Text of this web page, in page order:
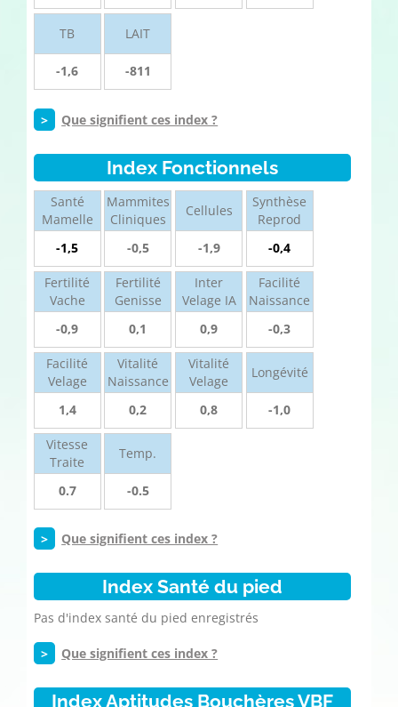
TB
-1,6
LAIT
-811
> Que signifient ces index ?
Index Fonctionnels
Santé
Mamelle
-1,5
Mammites
Cliniques
-0,5
Cellules
-1,9
Synthèse
Reprod
-0,4
Fertilité
Vache
-0,9
Fertilité
Genisse
0,1
Inter
Velage IA
0,9
Facilité
Naissance
-0,3
Facilité
Velage
1,4
Vitalité
Naissance
0,2
Vitalité
Velage
0,8
Longévité
-1,0
Vitesse
Traite
0.7
Temp.
-0.5
> Que signifient ces index ?
Index Santé du pied
Pas d'index santé du pied enregistrés
> Que signifient ces index ?
Index Aptitudes Bouchères VBF